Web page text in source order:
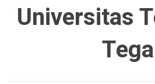
Universitas